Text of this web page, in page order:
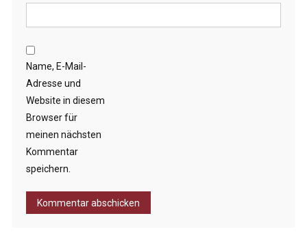
Name, E-Mail-
Adresse und
Website in diesem
Browser für
meinen nächsten
Kommentar
speichern.